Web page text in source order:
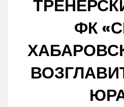
ФК